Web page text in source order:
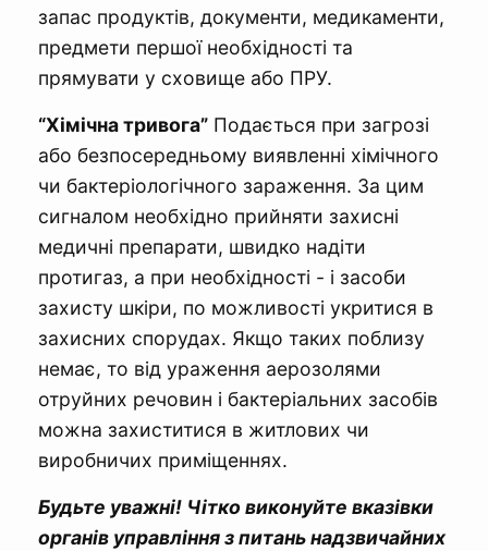
запас продуктів, документи, медикаменти,
предмети першої необхідності та
прямувати у сховище або ПРУ.
“Хімічна тривога” Подається при загрозі
або безпосередньому виявленні хімічного
чи бактеріологічного зараження. За цим
сигналом необхідно прийняти захисні
медичні препарати, швидко надіти
протигаз, а при необхідності - і засоби
захисту шкіри, по можливості укритися в
захисних спорудах. Якщо таких поблизу
немає, то від ураження аерозолями
отруйних речовин і бактеріальних засобів
можна захиститися в житлових чи
виробничих приміщеннях.
Будьте уважні! Чітко виконуйте вказівки
органів управління з питань надзвичайних